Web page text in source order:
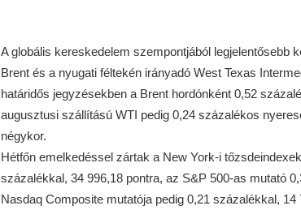
A globális kereskedelem szempontjából legjelentősebb
Brent és a nyugati féltekén irányadó West Texas
határidős jegyzésekben a Brent hordónként 0,52
augusztusi szállítású WTI pedig 0,24 százalékos
négykor.
Hétfőn emelkedéssel zártak a New York-i
százalékkal, 34 996,18 pontra, az S&P 500-as mutató
Nasdaq Composite mutatója pedig 0,21 százalékkal,